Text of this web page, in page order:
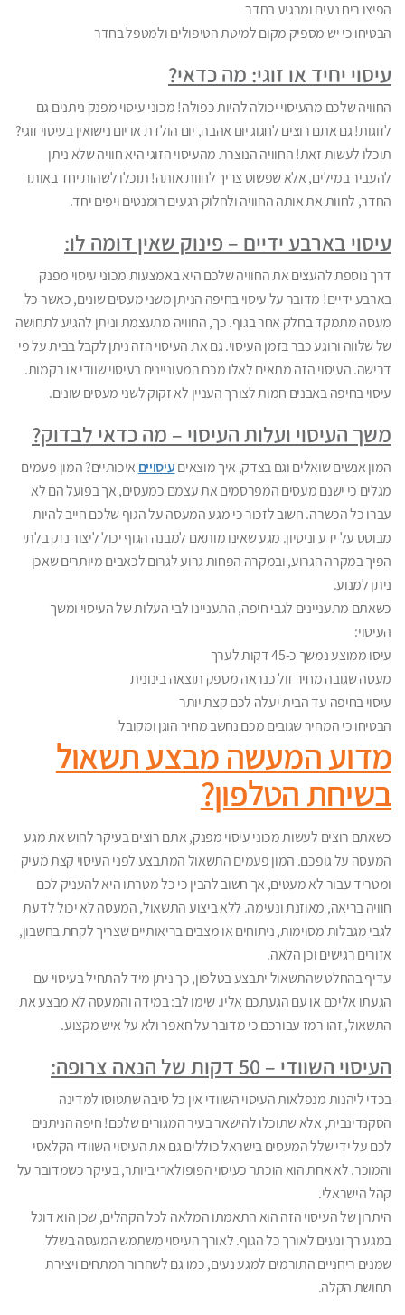
הפיצו ריח נעים ומרגיע בחדר
הבטיחו כי יש מספיק מקום למיטת הטיפולים ולמטפל בחדר
עיסוי יחיד או זוגי: מה כדאי?
החוויה שלכם מהעיסוי יכולה להיות כפולה! מכוני עיסוי מפנק ניתנים גם
לזוגות! גם אתם רוצים לחגוג יום אהבה, יום הולדת או יום נישואין בעיסוי זוגי?
תוכלו לעשות זאת! החוויה הנוצרת מהעיסוי הזוגי היא חוויה שלא ניתן
להעביר במילים, אלא שפשוט צריך לחוות אותה! תוכלו לשהות יחד באותו
החדר, לחוות את אותה החוויה ולחלוק רגעים רומנטים ויפים יחד.
עיסוי בארבע ידיים – פינוק שאין דומה לו:
דרך נוספת להעצים את החוויה שלכם היא באמצעות מכוני עיסוי מפנק
בארבע ידיים! מדובר על עיסוי בחיפה הניתן משני מעסים שונים, כאשר כל
מעסה מתמקד בחלק אחר בגוף. כך, החוויה מתעצמת וניתן להגיע לתחושה
של שלווה ורוגע כבר בזמן העיסוי. גם את העיסוי הזה ניתן לקבל בבית על פי
דרישה. העיסוי הזה מתאים לאלו מכם המעוניינים בעיסוי שוודי או רקמות.
עיסוי בחיפה באבנים חמות לצורך העניין לא זקוק לשני מעסים שונים.
משך העיסוי ועלות העיסוי – מה כדאי לבדוק?
המון אנשים שואלים וגם בצדק, איך מוצאים עיסויים איכותיים? המון פעמים
מגלים כי ישנם מעסים המפרסמים את עצמם כמעסים, אך בפועל הם לא
עברו כל הכשרה. חשוב לזכור כי מגע המעסה על הגוף שלכם חייב להיות
מבוסס על ידע וניסיון. מגע שאינו מותאם למבנה הגוף יכול ליצור נזק בלתי
הפיך במקרה הגרוע, ובמקרה הפחות גרוע לגרום לכאבים מיותרים שאכן
ניתן למנוע.
כשאתם מתעניינים לגבי חיפה, התעניינו לבי העלות של העיסוי ומשך
העיסוי:
עיסו ממוצע נמשך כ-45 דקות לערך
מעסה שגובה מחיר זול כנראה מספק תוצאה בינונית
עיסוי בחיפה עד הבית יעלה לכם קצת יותר
הבטיחו כי המחיר שגובים מכם נחשב מחיר הוגן ומקובל
מדוע המעשה מבצע תשאול
בשיחת הטלפון?
כשאתם רוצים לעשות מכוני עיסוי מפנק, אתם רוצים בעיקר לחוש את מגע
המעסה על גופכם. המון פעמים התשאול המתבצע לפני העיסוי קצת מעיק
ומטריד עבור לא מעטים, אך חשוב להבין כי כל מטרתו היא להעניק לכם
חוויה בריאה, מאוזנת ונעימה. ללא ביצוע התשאול, המעסה לא יכול לדעת
לגבי מגבלות מסוימות, ניתוחים או מצבים בריאותיים שצריך לקחת בחשבון,
אזורים רגישים וכן הלאה.
עדיף בהחלט שהתשאול יתבצע בטלפון, כך ניתן מיד להתחיל בעיסוי עם
הגעתו אליכם או עם הגעתכם אליו. שימו לב: במידה והמעסה לא מבצע את
התשאול, זהו רמז עבורכם כי מדובר על חאפר ולא על איש מקצוע.
העיסוי השוודי – 50 דקות של הנאה צרופה:
בכדי ליהנות מנפלאות העיסוי השוודי אין כל סיבה שתטוסו למדינה
הסקנדינבית, אלא שתוכלו להישאר בעיר המגורים שלכם! חיפה הניתנים
לכם על ידי שלל המעסים בישראל כוללים גם את העיסוי השוודי הקלאסי
והמוכר. לא אחת הוא הוכתר כעיסוי הפופולארי ביותר, בעיקר כשמדובר על
קהל הישראלי.
היתרון של העיסוי הזה הוא התאמתו המלאה לכל הקהלים, שכן הוא דוגל
במגע רך ונעים לאורך כל הגוף. לאורך העיסוי משתמש המעסה בשלל
שמנים ריחניים התורמים למגע נעים, כמו גם לשחרור המתחים ויצירת
תחושת הקלה.